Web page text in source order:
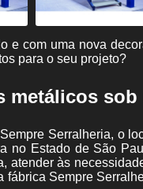
e com uma nova
para o seu projeto?
metálicos
Serralheria, o
no Estado de São
atender às
Sempre